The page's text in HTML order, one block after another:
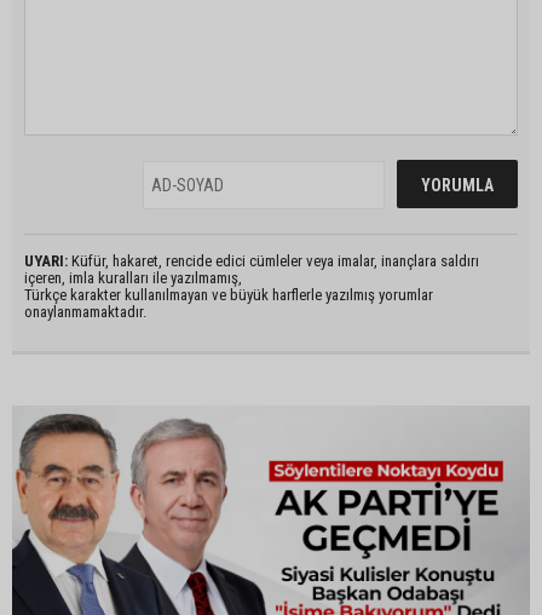
UYARI: Küfür, hakaret, rencide edici cümleler veya imalar, inançlara saldırı
içeren, imla kuralları ile yazılmamış,
Türkçe karakter kullanılmayan ve büyük harflerle yazılmış yorumlar
onaylanmamaktadır.